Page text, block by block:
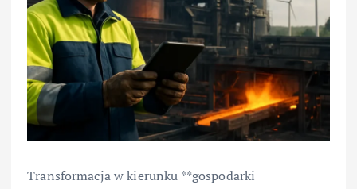
Transformacja w kierunku **gospodarki